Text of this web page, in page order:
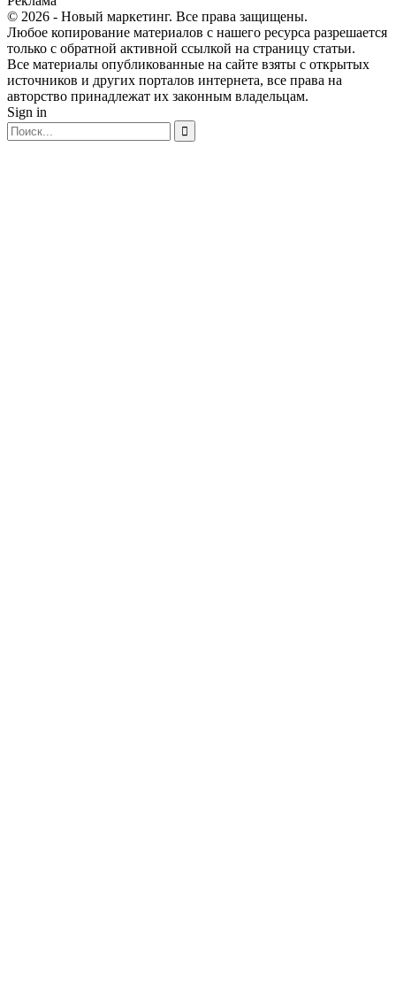
© 2026 - Новый маркетинг. Все права защищены.
Любое копирование материалов с нашего ресурса разрешается
только с обратной активной ссылкой на страницу статьи.
Все материалы опубликованные на сайте взяты с открытых
источников и других порталов интернета, все права на
авторство принадлежат их законным владельцам.
Sign in